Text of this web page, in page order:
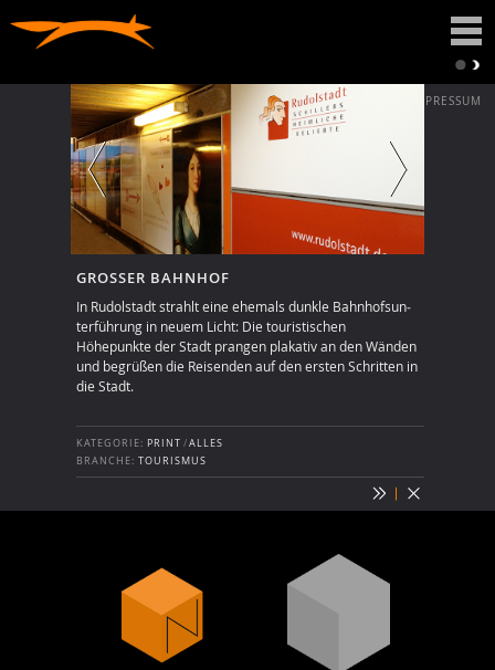
DATENSCHUTZ IMPRESSUM
GROSSER BAHNHOF
In Rudolstadt strahlt eine ehemals dunkle Bahn­hofs­un­
ter­füh­rung in neuem Licht: Die touris­ti­schen
Höhepunkte der Stadt prangen plakativ an den Wän­den
und begrüßen die Rei­sen­den auf den ersten Schritten in
die Stadt.
KATEGORIE: PRINT /ALLES
BRANCHE: TOURISMUS